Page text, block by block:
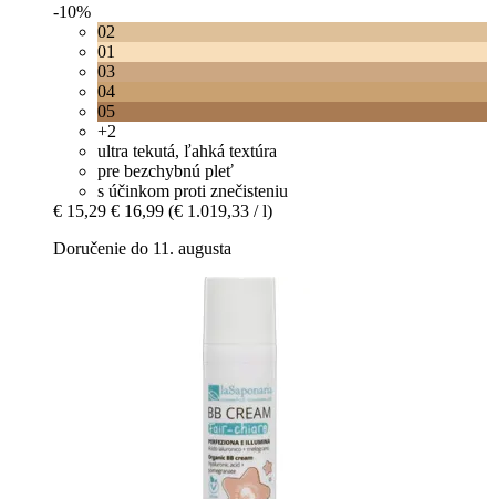
-10%
02
01
03
04
05
+2
ultra tekutá, ľahká textúra
pre bezchybnú pleť
s účinkom proti znečisteniu
€ 15,29 € 16,99 (€ 1.019,33 / l)
Doručenie do 11. augusta